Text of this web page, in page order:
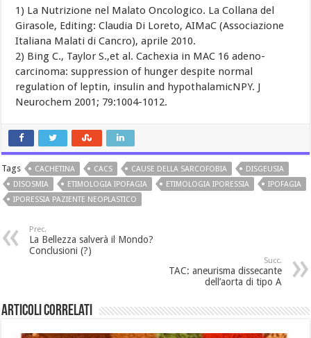
1) La Nutrizione nel Malato Oncologico. La Collana del
Girasole, Editing: Claudia Di Loreto, AIMaC (Associazione
Italiana Malati di Cancro), aprile 2010.
2) Bing C., Taylor S.,et al. Cachexia in MAC 16 adeno-
carcinoma: suppression of hunger despite normal
regulation of leptin, insulin and hypothalamicNPY. J
Neurochem 2001; 79:1004-1012.
Tags CACHETINA CACS CAUSE DELLA SARCOFOBIA
DISGEUSIA
DISOSMIA
ETIMOLOGIA IPOFAGIA ETIMOLOGIA IPORESSIA
IPOFAGIA
IPORESSIA PAZIENTE NEOPLASTICO
Prec.
La Bellezza salverà il Mondo?
Conclusioni (?)
Succ.
TAC: aneurisma dissecante
dell’aorta di tipo A
Articoli Correlati